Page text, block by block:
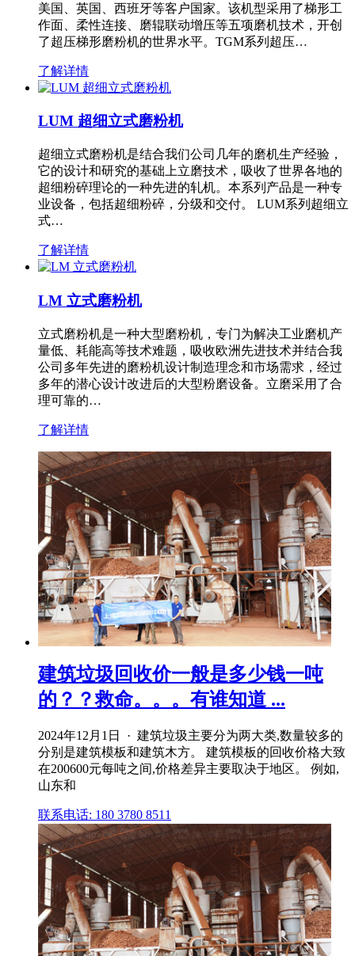
美国、英国、西班牙等客户国家。该机型采用了梯形工
作面、柔性连接、磨辊联动增压等五项磨机技术，开创
了超压梯形磨粉机的世界水平。TGM系列超压…
了解详情
LUM 超细立式磨粉机
超细立式磨粉机是结合我们公司几年的磨机生产经验，
它的设计和研究的基础上立磨技术，吸收了世界各地的
超细粉碎理论的一种先进的轧机。本系列产品是一种专
业设备，包括超细粉碎，分级和交付。 LUM系列超细立
式…
了解详情
LM 立式磨粉机
立式磨粉机是一种大型磨粉机，专门为解决工业磨机产
量低、耗能高等技术难题，吸收欧洲先进技术并结合我
公司多年先进的磨粉机设计制造理念和市场需求，经过
多年的潜心设计改进后的大型粉磨设备。立磨采用了合
理可靠的…
了解详情
建筑垃圾回收价一般是多少钱一吨
的？？救命。。。有谁知道 ...
2024年12月1日 · 建筑垃圾主要分为两大类,数量较多的
分别是建筑模板和建筑木方。 建筑模板的回收价格大致
在200600元每吨之间,价格差异主要取决于地区。 例如,
山东和
联系电话: 180 3780 8511